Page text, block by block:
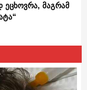
მაგრამ